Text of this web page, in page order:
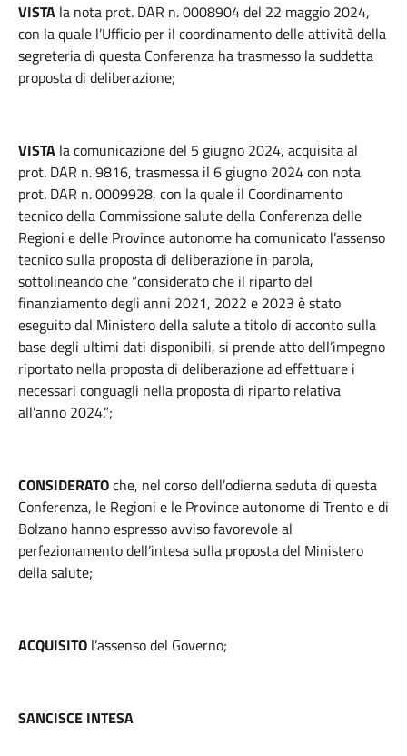
VISTA la nota prot. DAR n. 0008904 del 22 maggio 2024,
con la quale l’Ufficio per il coordinamento delle attività della
segreteria di questa Conferenza ha trasmesso la suddetta
proposta di deliberazione;
VISTA la comunicazione del 5 giugno 2024, acquisita al
prot. DAR n. 9816, trasmessa il 6 giugno 2024 con nota
prot. DAR n. 0009928, con la quale il Coordinamento
tecnico della Commissione salute della Conferenza delle
Regioni e delle Province autonome ha comunicato l’assenso
tecnico sulla proposta di deliberazione in parola,
sottolineando che “considerato che il riparto del
finanziamento degli anni 2021, 2022 e 2023 è stato
eseguito dal Ministero della salute a titolo di acconto sulla
base degli ultimi dati disponibili, si prende atto dell’impegno
riportato nella proposta di deliberazione ad effettuare i
necessari conguagli nella proposta di riparto relativa
all’anno 2024.”;
CONSIDERATOche, nel corso dell’odierna seduta di questa
Conferenza, le Regioni e le Province autonome di Trento e di
Bolzano hanno espresso avviso favorevole al
perfezionamento dell’intesa sulla proposta del Ministero
della salute;
ACQUISITO l’assenso del Governo;
SANCISCE INTESA